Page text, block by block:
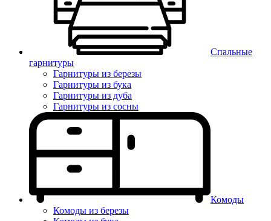
Спальные
гарнитуры
Гарнитуры из березы
Гарнитуры из бука
Гарнитуры из дуба
Гарнитуры из сосны
Комоды
Комоды из березы